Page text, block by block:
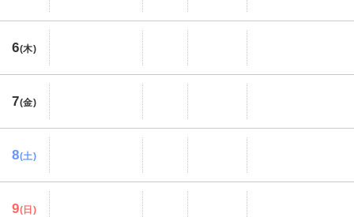
6(木)
7(金)
8(土)
9(日)